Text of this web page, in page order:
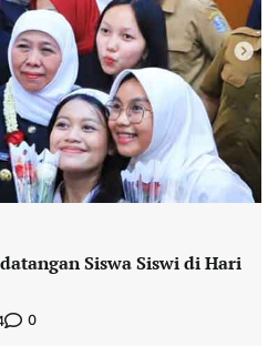
Siswa Siswi di Hari
0